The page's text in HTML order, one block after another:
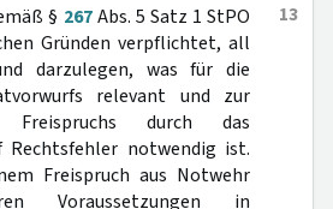
13
§ 267Abs. 5 Satz 1 StPO
Gründen verpflichtet, all
darzulegen, was für die
relevant und zur
Freispruchs durch das
Rechtsfehler notwendig ist.
Freispruch aus Notwehr
Voraussetzungen in